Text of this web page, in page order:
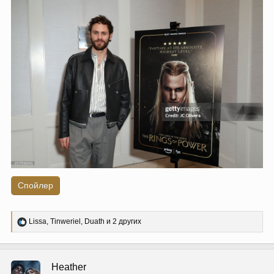
Спойлер
Р
е
ц
и
Lissa, Tinweriel , Duath и 2 других
Heather